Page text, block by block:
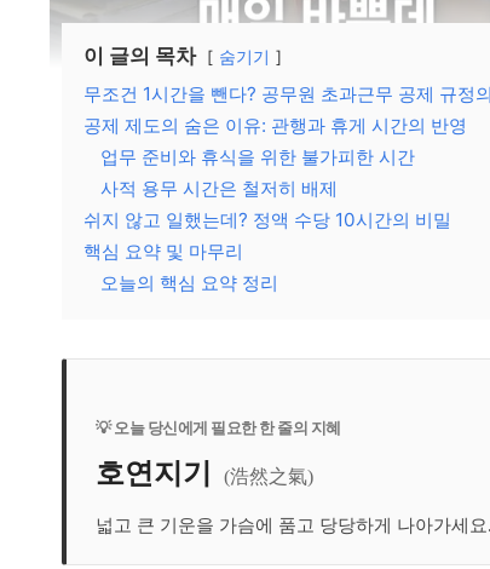
이 글의 목차 숨기기
무조건 1시간을 뺀다? 공무원 초과근무 공제 규정
공제 제도의 숨은 이유: 관행과 휴게 시간의 반영
업무 준비와 휴식을 위한 불가피한 시간
사적 용무 시간은 철저히 배제
쉬지 않고 일했는데? 정액 수당 10시간의 비밀
핵심 요약 및 마무리
오늘의 핵심 요약 정리
💡 오늘 당신에게 필요한 한 줄의 지혜
호연지기 (浩然之氣)
넓고 큰 기운을 가슴에 품고 당당하게 나아가세